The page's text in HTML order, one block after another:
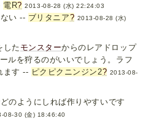
電R? 2013-08-28 (水) 22:24:03
い -- ブリタニア? 2013-08-28 (水)
した モンスターからのレアドロップ
ルを狩るのがいいでしょう。ラフ
ます -- ピクピクニンジン2? 2013-08-
のようにしれば作りやすいです
08-30 (金) 18:46:40